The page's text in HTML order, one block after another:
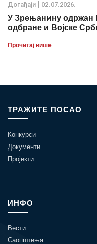
Дoгађаjи 02.07.2026.
У Зрењанину одржан
одбране и Војске
Прочитај више
ТРАЖИТЕ ПОСАО
Конкурси
Документи
Пројекти
ИНФО
Вести
Саопштења